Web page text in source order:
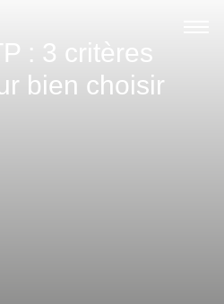
: 3 critères
bien choisir